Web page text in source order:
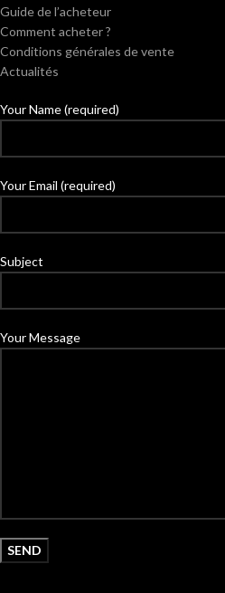
Guide de l’acheteur
Comment acheter ?
Conditions générales de vente
Actualités
Your Name (required)
Your Email (required)
Subject
Your Message